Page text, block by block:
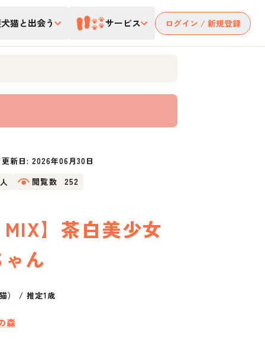
猫と出会う サービス ログイン / 新規登録
更新日: 2026年06月30日
閲覧数 252
】茶白美少女
ん
） /推定1歳
森